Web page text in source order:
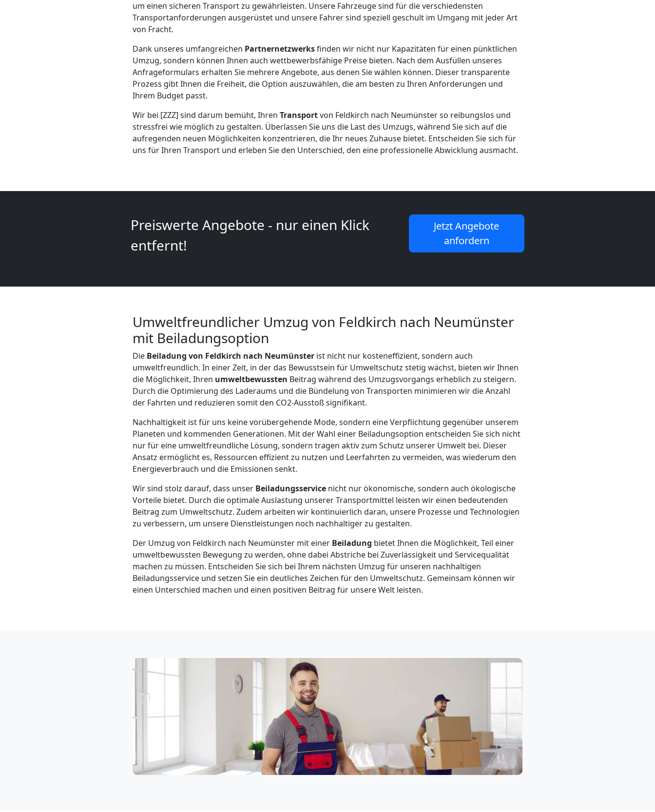
um einen sicheren Transport zu gewährleisten. Unsere Fahrzeuge sind für die verschiedensten
Transportanforderungen ausgerüstet und unsere Fahrer sind speziell geschult im Umgang mit jeder Art
von Fracht.
Dank unseres umfangreichen Partnernetzwerksfinden wir nicht nur Kapazitäten für einen pünktlichen
Umzug, sondern können Ihnen auch wettbewerbsfähige Preise bieten. Nach dem Ausfüllen unseres
Anfrageformulars erhalten Sie mehrere Angebote, aus denen Sie wählen können. Dieser transparente
Prozess gibt Ihnen die Freiheit, die Option auszuwählen, die am besten zu Ihren Anforderungen und
Ihrem Budget passt.
Wir bei [ZZZ] sind darum bemüht, Ihren Transportvon Feldkirch nach Neumünster so reibungslos und
stressfrei wie möglich zu gestalten. Überlassen Sie uns die Last des Umzugs, während Sie sich auf die
aufregenden neuen Möglichkeiten konzentrieren, die Ihr neues Zuhause bietet. Entscheiden Sie sich für
uns für Ihren Transport und erleben Sie den Unterschied, den eine professionelle Abwicklung ausmacht.
Preiswerte Angebote - nur einen Klick
entfernt!
Jetzt Angebote
anfordern
Umweltfreundlicher Umzug von Feldkirch nach Neumünster
mit Beiladungsoption
Die Beiladung von Feldkirch nach Neumünster ist nicht nur kosteneffizient, sondern auch
umweltfreundlich. In einer Zeit, in der das Bewusstsein für Umweltschutz stetig wächst, bieten wir Ihnen
die Möglichkeit, Ihren umweltbewussten Beitrag während des Umzugsvorgangs erheblich zu steigern.
Durch die Optimierung des Laderaums und die Bündelung von Transporten minimieren wir die Anzahl
der Fahrten und reduzieren somit den CO2-Ausstoß signifikant.
Nachhaltigkeit ist für uns keine vorübergehende Mode, sondern eine Verpflichtung gegenüber unserem
Planeten und kommenden Generationen. Mit der Wahl einer Beiladungsoption entscheiden Sie sich nicht
nur für eine umweltfreundliche Lösung, sondern tragen aktiv zum Schutz unserer Umwelt bei. Dieser
Ansatz ermöglicht es, Ressourcen effizient zu nutzen und Leerfahrten zu vermeiden, was wiederum den
Energieverbrauch und die Emissionen senkt.
Wir sind stolz darauf, dass unser Beiladungsservice nicht nur ökonomische, sondern auch ökologische
Vorteile bietet. Durch die optimale Auslastung unserer Transportmittel leisten wir einen bedeutenden
Beitrag zum Umweltschutz. Zudem arbeiten wir kontinuierlich daran, unsere Prozesse und Technologien
zu verbessern, um unsere Dienstleistungen noch nachhaltiger zu gestalten.
Der Umzug von Feldkirch nach Neumünster mit einer Beiladung bietet Ihnen die Möglichkeit, Teil einer
umweltbewussten Bewegung zu werden, ohne dabei Abstriche bei Zuverlässigkeit und Servicequalität
machen zu müssen. Entscheiden Sie sich bei Ihrem nächsten Umzug für unseren nachhaltigen
Beiladungsservice und setzen Sie ein deutliches Zeichen für den Umweltschutz. Gemeinsam können wir
einen Unterschied machen und einen positiven Beitrag für unsere Welt leisten.
LKW
Feldkirch